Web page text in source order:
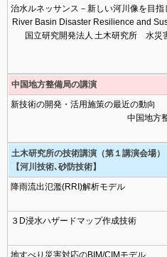
治水ルネッサンス－新しい河川像を目指
River Basin Disaster Resilience and
国立研究開発法人 土木研究所 水災
中国地方整備局の講演
新技術の開発・活用施策の最近の動向
中国地方
土木研究所の技術講演（第１講演会場）
【河川技術､砂防技術】
降雨流出氾濫(RRI)解析モデル
３D浸水ハザードマップ作成技術
地すべり災害対応のBIM/CIMモデル